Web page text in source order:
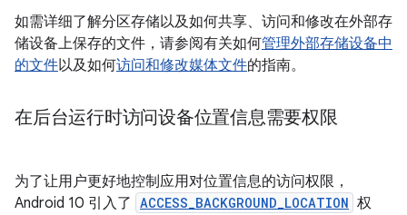
如需详细了解分区存储以及如何共享、访问和修改在外部存
储设备上保存的文件，请参阅有关如何管理外部存储设备中
的文件以及如何访问和修改媒体文件的指南。
在后台运行时访问设备位置信息需要权限
为了让用户更好地控制应用对位置信息的访问权限，
Android 10 引入了 ACCESS_BACKGROUND_LOCATION 权